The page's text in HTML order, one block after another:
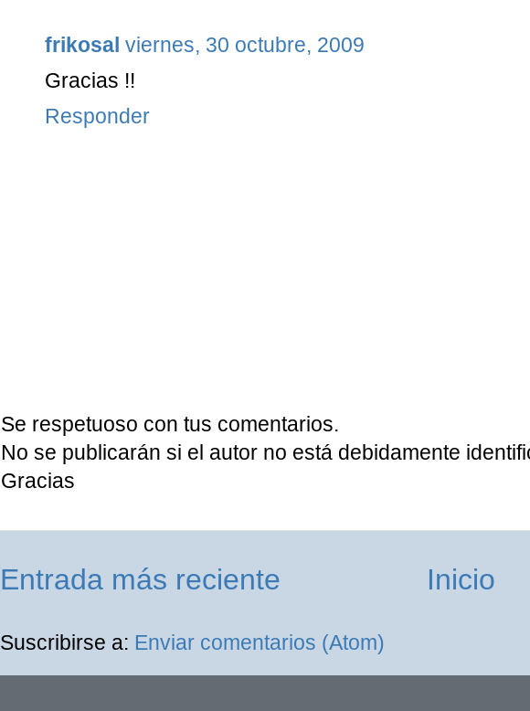
frikosal viernes, 30 octubre, 2009
Gracias !!
Responder
Se respetuoso con tus comentarios.
No se publicarán si el autor no está debidamente
Gracias
Entrada más reciente Inicio
Suscribirse a: Enviar comentarios (Atom)